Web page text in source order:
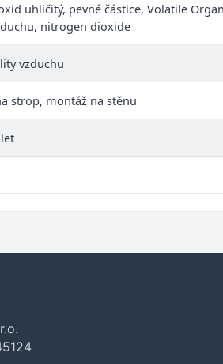
uhličitý, pevné částice, Volatile
nitrogen dioxide
vzduchu
strop, montáž na stěnu